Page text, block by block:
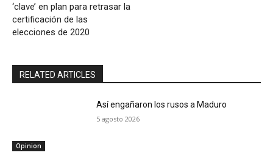
‘clave’ en plan para retrasar la
certificación de las
elecciones de 2020
RELATED ARTICLES
Opinion
Así engañaron los rusos a Maduro
5 agosto 2026